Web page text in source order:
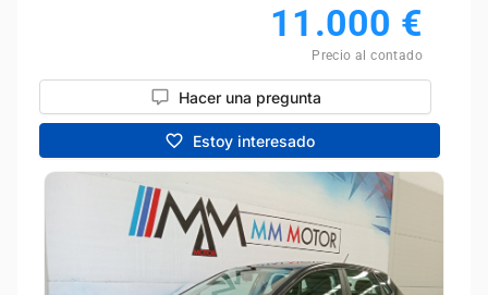
11.000 €
Precio al contado
Hacer una pregunta
Estoy interesado